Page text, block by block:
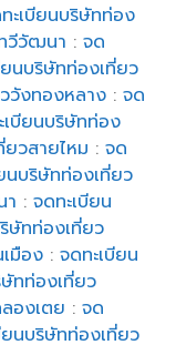
ะเบียนบริษัทท่อง
วีวัฒนา :จด
ยนบริษัทท่องเที่ยว
วังทองหลาง :จด
เบียนบริษัทท่อง
ยวสายไหม :จด
นบริษัทท่องเที่ยว
า :จดทะเบียน
ษัทท่องเที่ยว
มือง :จดทะเบียน
ทท่องเที่ยว
องเตย :จด
ยนบริษัทท่องเที่ยว